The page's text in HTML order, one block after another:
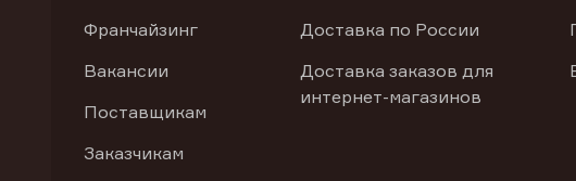
Франчайзинг
Вакансии
Поставщикам
Заказчикам
Доставка по России
Доставка заказов для
интернет-магазинов